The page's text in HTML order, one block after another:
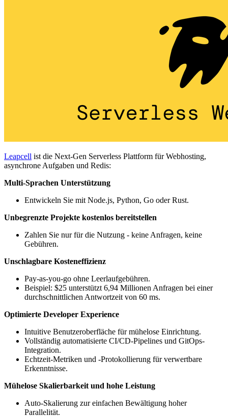
Leapcell ist die Next-Gen Serverless Plattform für Webhosting,
asynchrone Aufgaben und Redis:
Multi-Sprachen Unterstützung
Entwickeln Sie mit Node.js, Python, Go oder Rust.
Unbegrenzte Projekte kostenlos bereitstellen
Zahlen Sie nur für die Nutzung - keine Anfragen, keine
Gebühren.
Unschlagbare Kosteneffizienz
Pay-as-you-go ohne Leerlaufgebühren.
Beispiel: $25 unterstützt 6,94 Millionen Anfragen bei einer
durchschnittlichen Antwortzeit von 60 ms.
Optimierte Developer Experience
Intuitive Benutzeroberfläche für mühelose Einrichtung.
Vollständig automatisierte CI/CD-Pipelines und GitOps-
Integration.
Echtzeit-Metriken und -Protokollierung für verwertbare
Erkenntnisse.
Mühelose Skalierbarkeit und hohe Leistung
Auto-Skalierung zur einfachen Bewältigung hoher
Parallelität.